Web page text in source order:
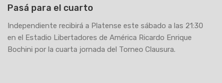
Pasá para el cuarto
Independiente recibirá a Platense este sábado a las 21:30
en el Estadio Libertadores de América Ricardo Enrique
Bochini por la cuarta jornada del Torneo Clausura.